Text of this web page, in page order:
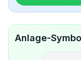
Anlage-